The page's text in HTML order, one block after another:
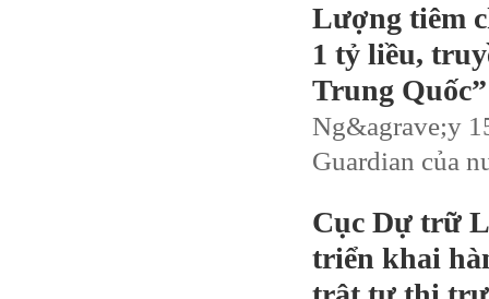
Lượng tiêm
1 tỷ liều,
Trung Quốc”
Ng&agrave;y
Guardian của
Cục Dự trữ
triển khai